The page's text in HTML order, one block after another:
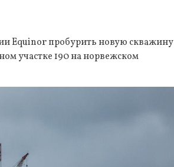
Equinor пробурить новую скважину
участке 190 на норвежском